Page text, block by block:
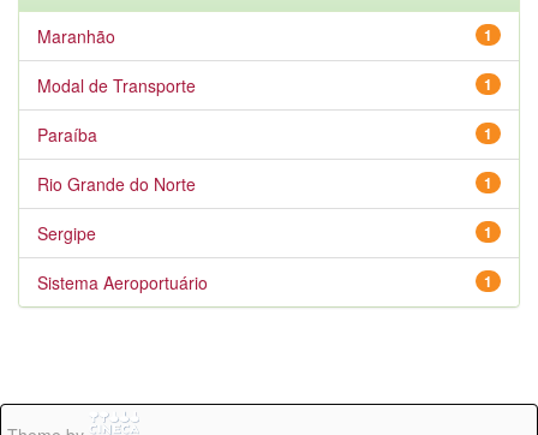
1
Maranhão
1
Modal de Transporte
1
Paraíba
1
Rio Grande do Norte
1
Sergipe
1
Sistema Aeroportuário